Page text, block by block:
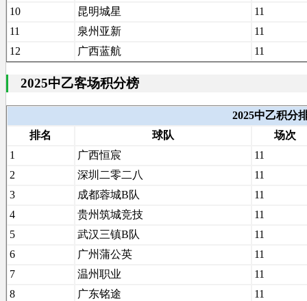
10
昆明城星
11
11
泉州亚新
11
12
广西蓝航 11
2025中乙客场积分榜
2025中乙积分
排名
球队
场次
1
广西恒宸
11
2
深圳二零二八
11
3
成都蓉城B队
11
4
贵州筑城竞技
11
5
武汉三镇B队
11
6
广州蒲公英
11
7
温州职业
11
8
广东铭途
11